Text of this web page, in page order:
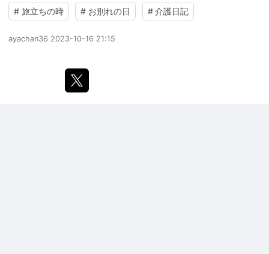
# 旅立ちの時 # お別れの日 # 介護日記
ayachan36 2023-10-16 21:15